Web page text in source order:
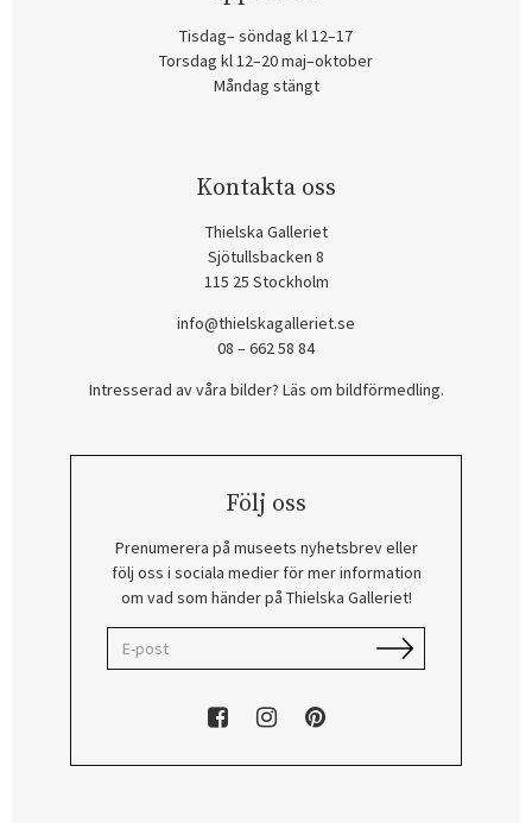
Tisdag– söndag kl 12–17
Torsdag kl 12–20 maj–oktober
Måndag stängt
Kontakta oss
Thielska Galleriet
Sjötullsbacken 8
115 25 Stockholm
info@thielskagalleriet.se
08 – 662 58 84
Intresserad av våra bilder? Läs om bildförmedling.
Följ oss
Prenumerera på museets nyhetsbrev eller
följ oss i sociala medier för mer information
om vad som händer på Thielska Galleriet!